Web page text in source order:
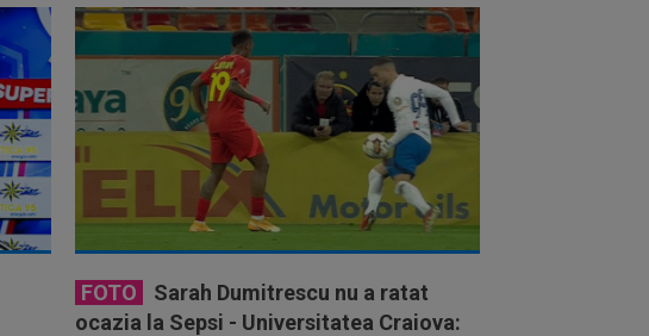
FOTO
Sarah Dumitrescu nu a ratat
ocazia la Sepsi - Universitatea Craiova: